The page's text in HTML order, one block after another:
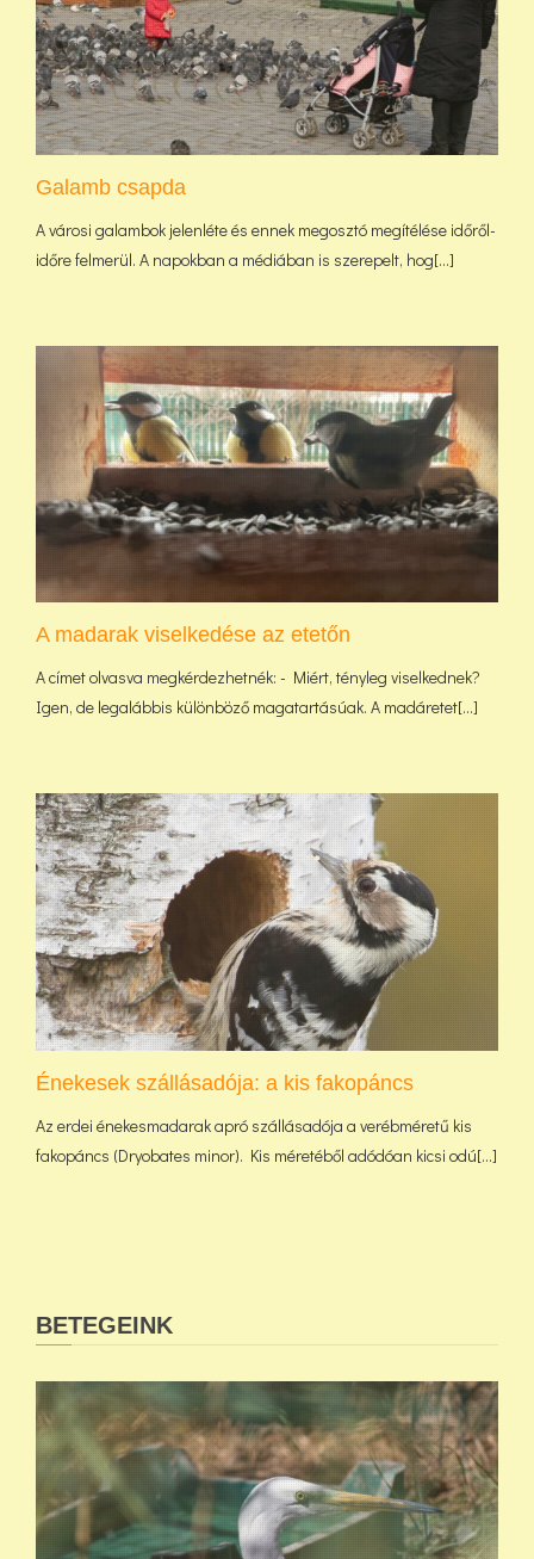
Galamb csapda
A városi galambok jelenléte és ennek megosztó megítélése időről-
időre felmerül. A napokban a médiában is szerepelt, hog[...]
A madarak viselkedése az etetőn
A címet olvasva megkérdezhetnék: - Miért, tényleg viselkednek?
Igen, de legalábbis különböző magatartásúak. A madáretet[...]
Énekesek szállásadója: a kis fakopáncs
Az erdei énekesmadarak apró szállásadója a verébméretű kis
fakopáncs (Dryobates minor). Kis méretéből adódóan kicsi odú[...]
BETEGEINK